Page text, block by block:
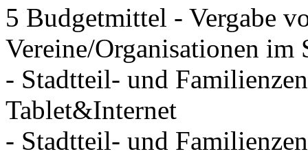
5 Budgetmittel - Vergabe
Vereine/Organisationen im
- Stadtteil- und
Tablet&Internet
- Stadtteil- und